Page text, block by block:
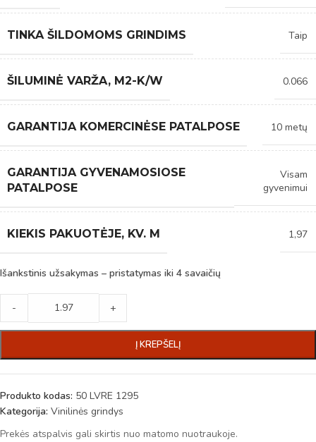
TINKA ŠILDOMOMS GRINDIMS Taip
ŠILUMINĖ VARŽA, M2-K/W 0.066
GARANTIJA KOMERCINĖSE PATALPOSE 10 metų
GARANTIJA GYVENAMOSIOSE
PATALPOSE
Visam
gyvenimui
KIEKIS PAKUOTĖJE, KV. M 1,97
Išankstinis užsakymas – pristatymas iki 4 savaičių
- +
Į KREPŠELĮ
Produkto kodas: 50 LVRE 1295
Kategorija: Vinilinės grindys
Prekės atspalvis gali skirtis nuo matomo nuotraukoje.